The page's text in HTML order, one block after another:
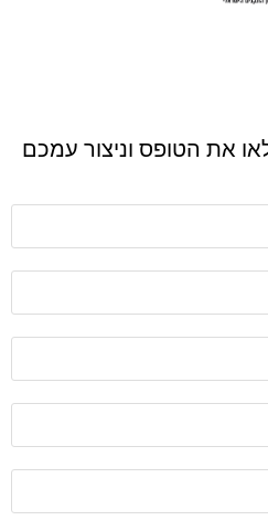
את הטופס וניצור עמכם